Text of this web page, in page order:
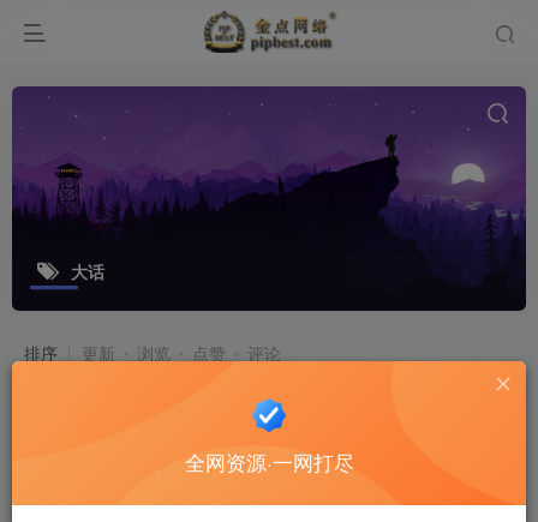
大话
排序 更新 浏览 点赞 评论
大话回合手游【精品西游修复版】最新
整理win系服务端_安卓苹果双端_运营
后台_详细搭建教程
游戏源码
全网资源·一网打尽